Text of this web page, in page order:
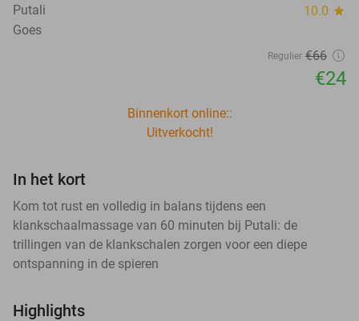
Putali 10.0 star
Goes
Regulier €66
€24
Binnenkort online::
Uitverkocht!
In het kort
Kom tot rust en volledig in balans tijdens een
klankschaalmassage van 60 minuten bij Putali: de
trillingen van de klankschalen zorgen voor een diepe
ontspanning in de spieren
Highlights